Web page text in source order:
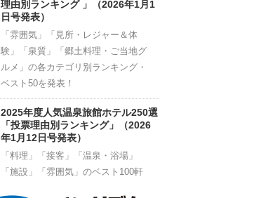
理由別ランキング 」（2026年1月1
日号発表）
「雰囲気」「見所・レジャー＆体
験」「泉質」「郷土料理・ご当地グ
ルメ」の各カテゴリ別ランキング・
ベスト50を発表！
2025年度人気温泉旅館ホテル250選
「投票理由別ランキング」（2026
年1月12日号発表）
「料理」「接客」「温泉・浴場」
「施設」「雰囲気」のベスト100軒